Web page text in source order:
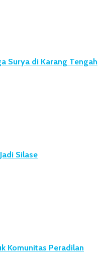
Surya di Karang Tengah
Silase
Komunitas Peradilan